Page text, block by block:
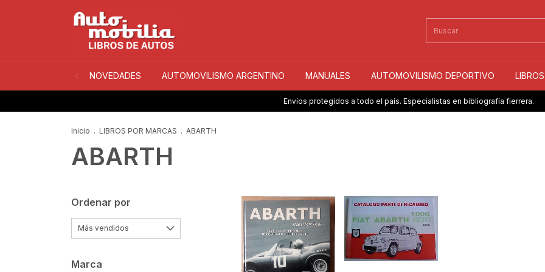
NOVEDADES AUTOMOVILISMO ARGENTINO MANUALES AUTOMOVILISMO DEPORTIVO
Envíos protegidos a todo el país. Especialistas en bibliografía fierrera.
Inicio . LIBROS POR MARCAS . ABARTH
ABARTH
Ordenar por
Marca